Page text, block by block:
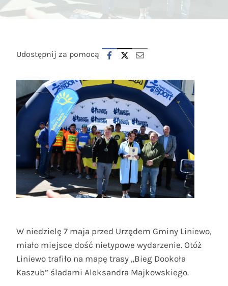
Udostępnij za pomocą
W niedzielę 7 maja przed Urzędem Gminy Liniewo,
miało miejsce dość nietypowe wydarzenie. Otóż
Liniewo trafiło na mapę trasy „Bieg Dookoła
Kaszub” śladami Aleksandra Majkowskiego.